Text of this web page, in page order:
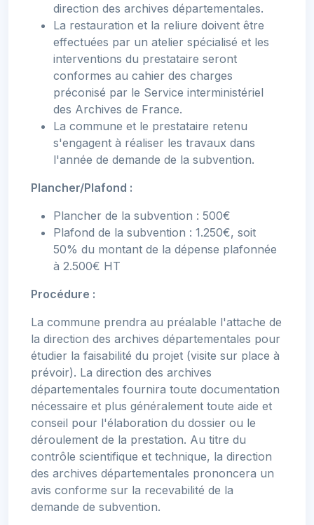
direction des archives départementales.
La restauration et la reliure doivent être
effectuées par un atelier spécialisé et les
interventions du prestataire seront
conformes au cahier des charges
préconisé par le Service interministériel
des Archives de France.
La commune et le prestataire retenu
s'engagent à réaliser les travaux dans
l'année de demande de la subvention.
Plancher/Plafond :
Plancher de la subvention : 500€
Plafond de la subvention : 1.250€, soit
50% du montant de la dépense plafonnée
à 2.500€ HT
Procédure :
La commune prendra au préalable l'attache de
la direction des archives départementales pour
étudier la faisabilité du projet (visite sur place à
prévoir). La direction des archives
départementales fournira toute documentation
nécessaire et plus généralement toute aide et
conseil pour l'élaboration du dossier ou le
déroulement de la prestation. Au titre du
contrôle scientifique et technique, la direction
des archives départementales prononcera un
avis conforme sur la recevabilité de la
demande de subvention.